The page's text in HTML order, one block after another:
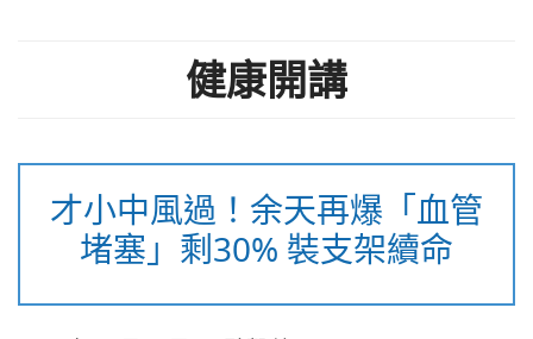
健康開講
才小中風過！余天再爆「血管
堵塞」剩30% 裝支架續命